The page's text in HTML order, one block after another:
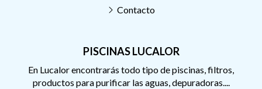
PISCINAS LUCALOR
En Lucalor encontrarás todo tipo de piscinas, filtros,
productos para purificar las aguas, depuradoras....
Contacto